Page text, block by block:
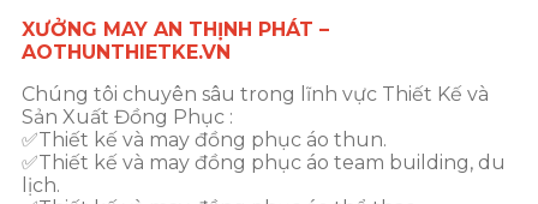
XƯỞNG MAY AN THỊNH PHÁT –
AOTHUNTHIETKE.VN
Chúng tôi chuyên sâu trong lĩnh vực Thiết Kế và
Sản Xuất Đồng Phục :
✅Thiết kế và may đồng phục áo thun.
✅Thiết kế và may đồng phục áo team building, du
lịch.